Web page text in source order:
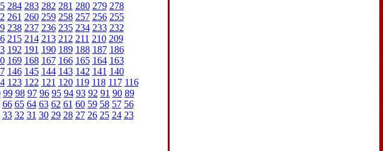
284 283 282 281 280 279 278
261 260 259 258 257 256 255
238 237 236 235 234 233 232
215 214 213 212 211 210 209
192 191 190 189 188 187 186
169 168 167 166 165 164 163
146 145 144 143 142 141 140
123 122 121 120 119 118 117 116
99 98 97 96 95 94 93 92 91 90 89
66 65 64 63 62 61 60 59 58 57 56
33 32 31 30 29 28 27 26 25 24 23